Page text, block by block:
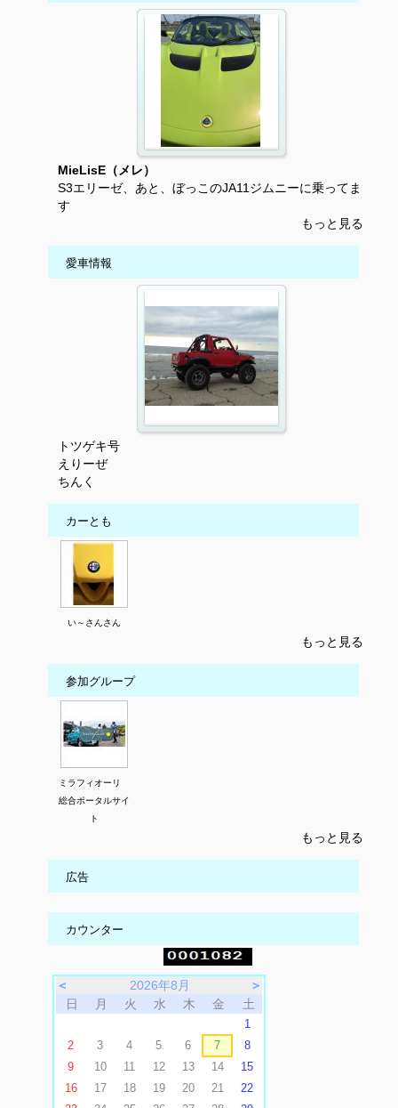
MieLisE（メレ）
S3エリーゼ、あと、ぼっこのJA11ジムニーに乗ってま
す
もっと見る
愛車情報
トツゲキ号
えりーぜ
ちんく
カーとも
い～さんさん
もっと見る
参加グループ
ミラフィオーリ
総合ポータルサイ
ト
もっと見る
広告
カウンター
＜ 2026年8月
＞
日
月 火 水 木 金 土
1
2
3 4 5 6 7
8
9
10 11 12 13 14
15
16
17 18 19 20 21
22